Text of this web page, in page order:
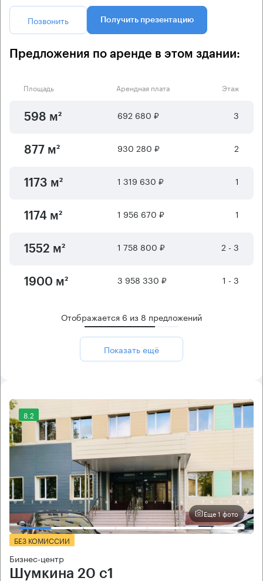
Позвонить Получить презентацию
Предложения по аренде в этом здании:
Площадь Арендная плата Этаж
598 м² 692 680 ₽ 3
877 м² 930 280 ₽ 2
1173 м² 1 319 630 ₽ 1
1174 м² 1 956 670 ₽ 1
1552 м² 1 758 800 ₽ 2 - 3
1900 м² 3 958 330 ₽ 1 - 3
Отображается 6 из 8 предложений
Показать ещё
8.2
Еще 1 фото
БЕЗ КОМИССИИ
Бизнес-центр
Шумкина 20 с1